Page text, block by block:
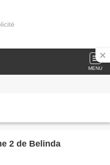
MENU
2 de Belinda